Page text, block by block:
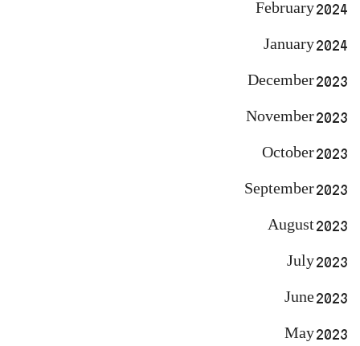
February 2024
January 2024
December 2023
November 2023
October 2023
September 2023
August 2023
July 2023
June 2023
May 2023